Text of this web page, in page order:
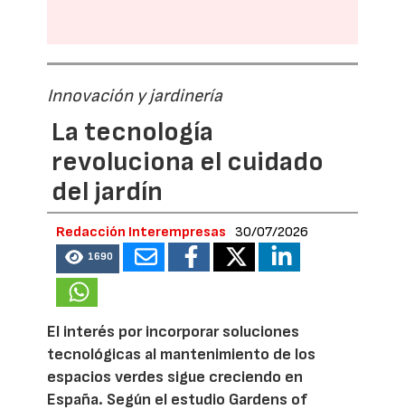
Innovación y jardinería
La tecnología
revoluciona el cuidado
del jardín
Redacción Interempresas 30/07/2026
1690
El interés por incorporar soluciones
tecnológicas al mantenimiento de los
espacios verdes sigue creciendo en
España. Según el estudio Gardens of